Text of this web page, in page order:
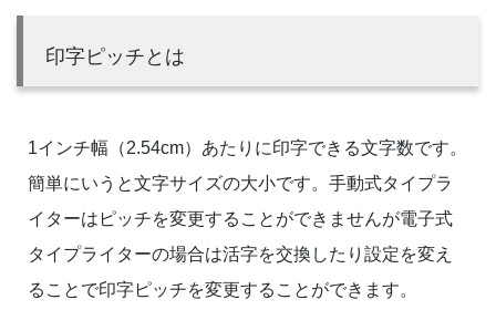
印字ピッチとは
1インチ幅（2.54cm）あたりに印字できる文字数です。
簡単にいうと文字サイズの大小です。手動式タイプラ
イターはピッチを変更することができませんが電子式
タイプライターの場合は活字を交換したり設定を変え
ることで印字ピッチを変更することができます。